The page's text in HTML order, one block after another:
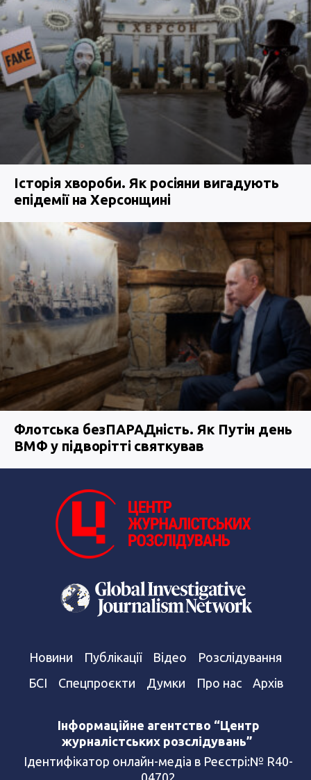
Історія хвороби. Як росіяни вигадують
епідемії на Херсонщині
Флотська безПАРАДність. Як Путін день
ВМФ у підворітті святкував
Новини Публікації Відео
Розслідування
БСІ
Спецпроєкти Думки Про нас Архів
Інформаційне агентство “Центр
журналістських розслідувань”
Ідентифікатор онлайн-медіа в Реєстрі:№ R40-